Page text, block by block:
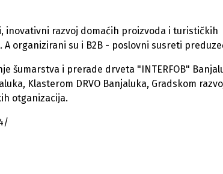
inovativni razvoj domaćih proizvoda i turističkih
organizirani su i B2B - poslovni susreti
šumarstva i prerade drveta "INTERFOB"
Klasterom DRVO Banjaluka, Gradskom
otganizacija.